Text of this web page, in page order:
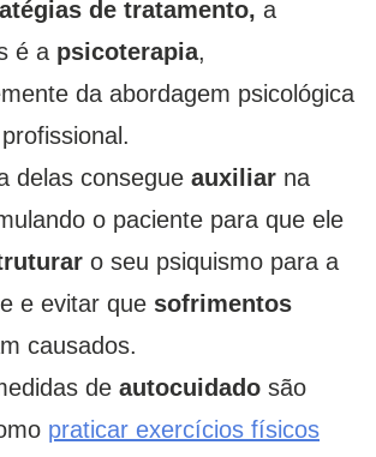
de tratamento, a
é a psicoterapia,
da abordagem psicológica
delas consegue auxiliar na
o paciente para que ele
o seu psiquismo para a
e evitar que sofrimentos
causados.
de autocuidado são
praticar exercícios físicos